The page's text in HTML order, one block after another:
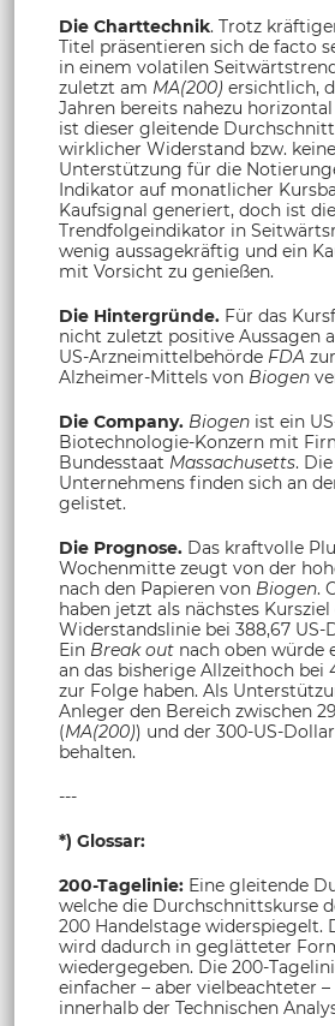
Die Charttechnik. Trotz
Titel präsentieren sich de facto
in einem volatilen
zuletzt am MA(200) ersichtlich,
Jahren bereits nahezu
ist dieser gleitende
wirklicher Widerstand bzw.
Unterstützung für die
Indikator auf monatlicher
Kaufsignal generiert, doch ist
Trendfolgeindikator in
wenig aussagekräftig und ein
mit Vorsicht zu genießen.
Die Hintergründe. Für das
nicht zuletzt positive Aussagen
US-Arzneimittelbehörde FDA
Alzheimer-Mittels von Biogen
Die Company. Biogen ist ein
Biotechnologie-Konzern mit
Bundesstaat Massachusetts.
Unternehmens finden sich an
gelistet.
Die Prognose. Das kraftvolle
Wochenmitte zeugt von der
nach den Papieren von Biogen.
haben jetzt als nächstes Kursziel
Widerstandslinie bei 388,67 US-
Ein Break out nach oben würde
an das bisherige Allzeithoch bei
zur Folge haben. Als
Anleger den Bereich zwischen
(MA(200)) und der 300-US-
behalten.
---
*) Glossar:
200-Tagelinie: Eine gleitende
welche die Durchschnittskurse
200 Handelstage widerspiegelt.
wird dadurch in geglätteter
wiedergegeben. Die 200-
einfacher – aber vielbeachteter
innerhalb der Technischen